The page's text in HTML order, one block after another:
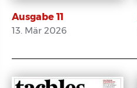
Ausgabe 11
13. Mär 2026